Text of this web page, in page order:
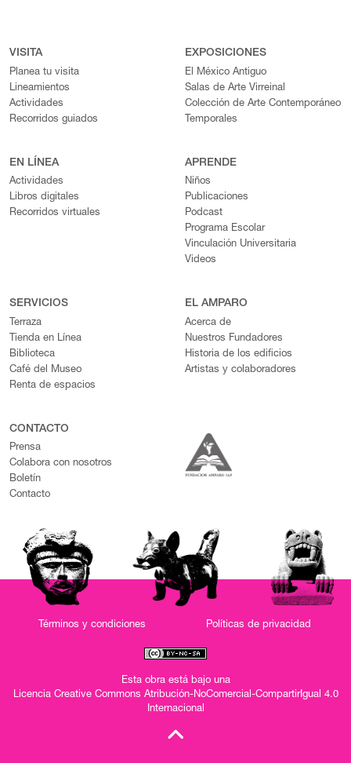
VISITA
Planea tu visita
Lineamientos
Actividades
Recorridos guiados
EXPOSICIONES
El México Antiguo
Salas de Arte Virreinal
Colección de Arte Contemporáneo
Temporales
EN LÍNEA
Actividades
Libros digitales
Recorridos virtuales
APRENDE
Niños
Publicaciones
Podcast
Programa Escolar
Vinculación Universitaria
Videos
SERVICIOS
Terraza
Tienda en Línea
Biblioteca
Café del Museo
Renta de espacios
EL AMPARO
Acerca de
Nuestros Fundadores
Historia de los edificios
Artistas y colaboradores
CONTACTO
Prensa
Colabora con nosotros
Boletín
Contacto
Términos y condiciones Políticas de privacidad
Esta obra está bajo una
Licencia Creative Commons Atribución-NoComercial-CompartirIgual 4.0
Internacional